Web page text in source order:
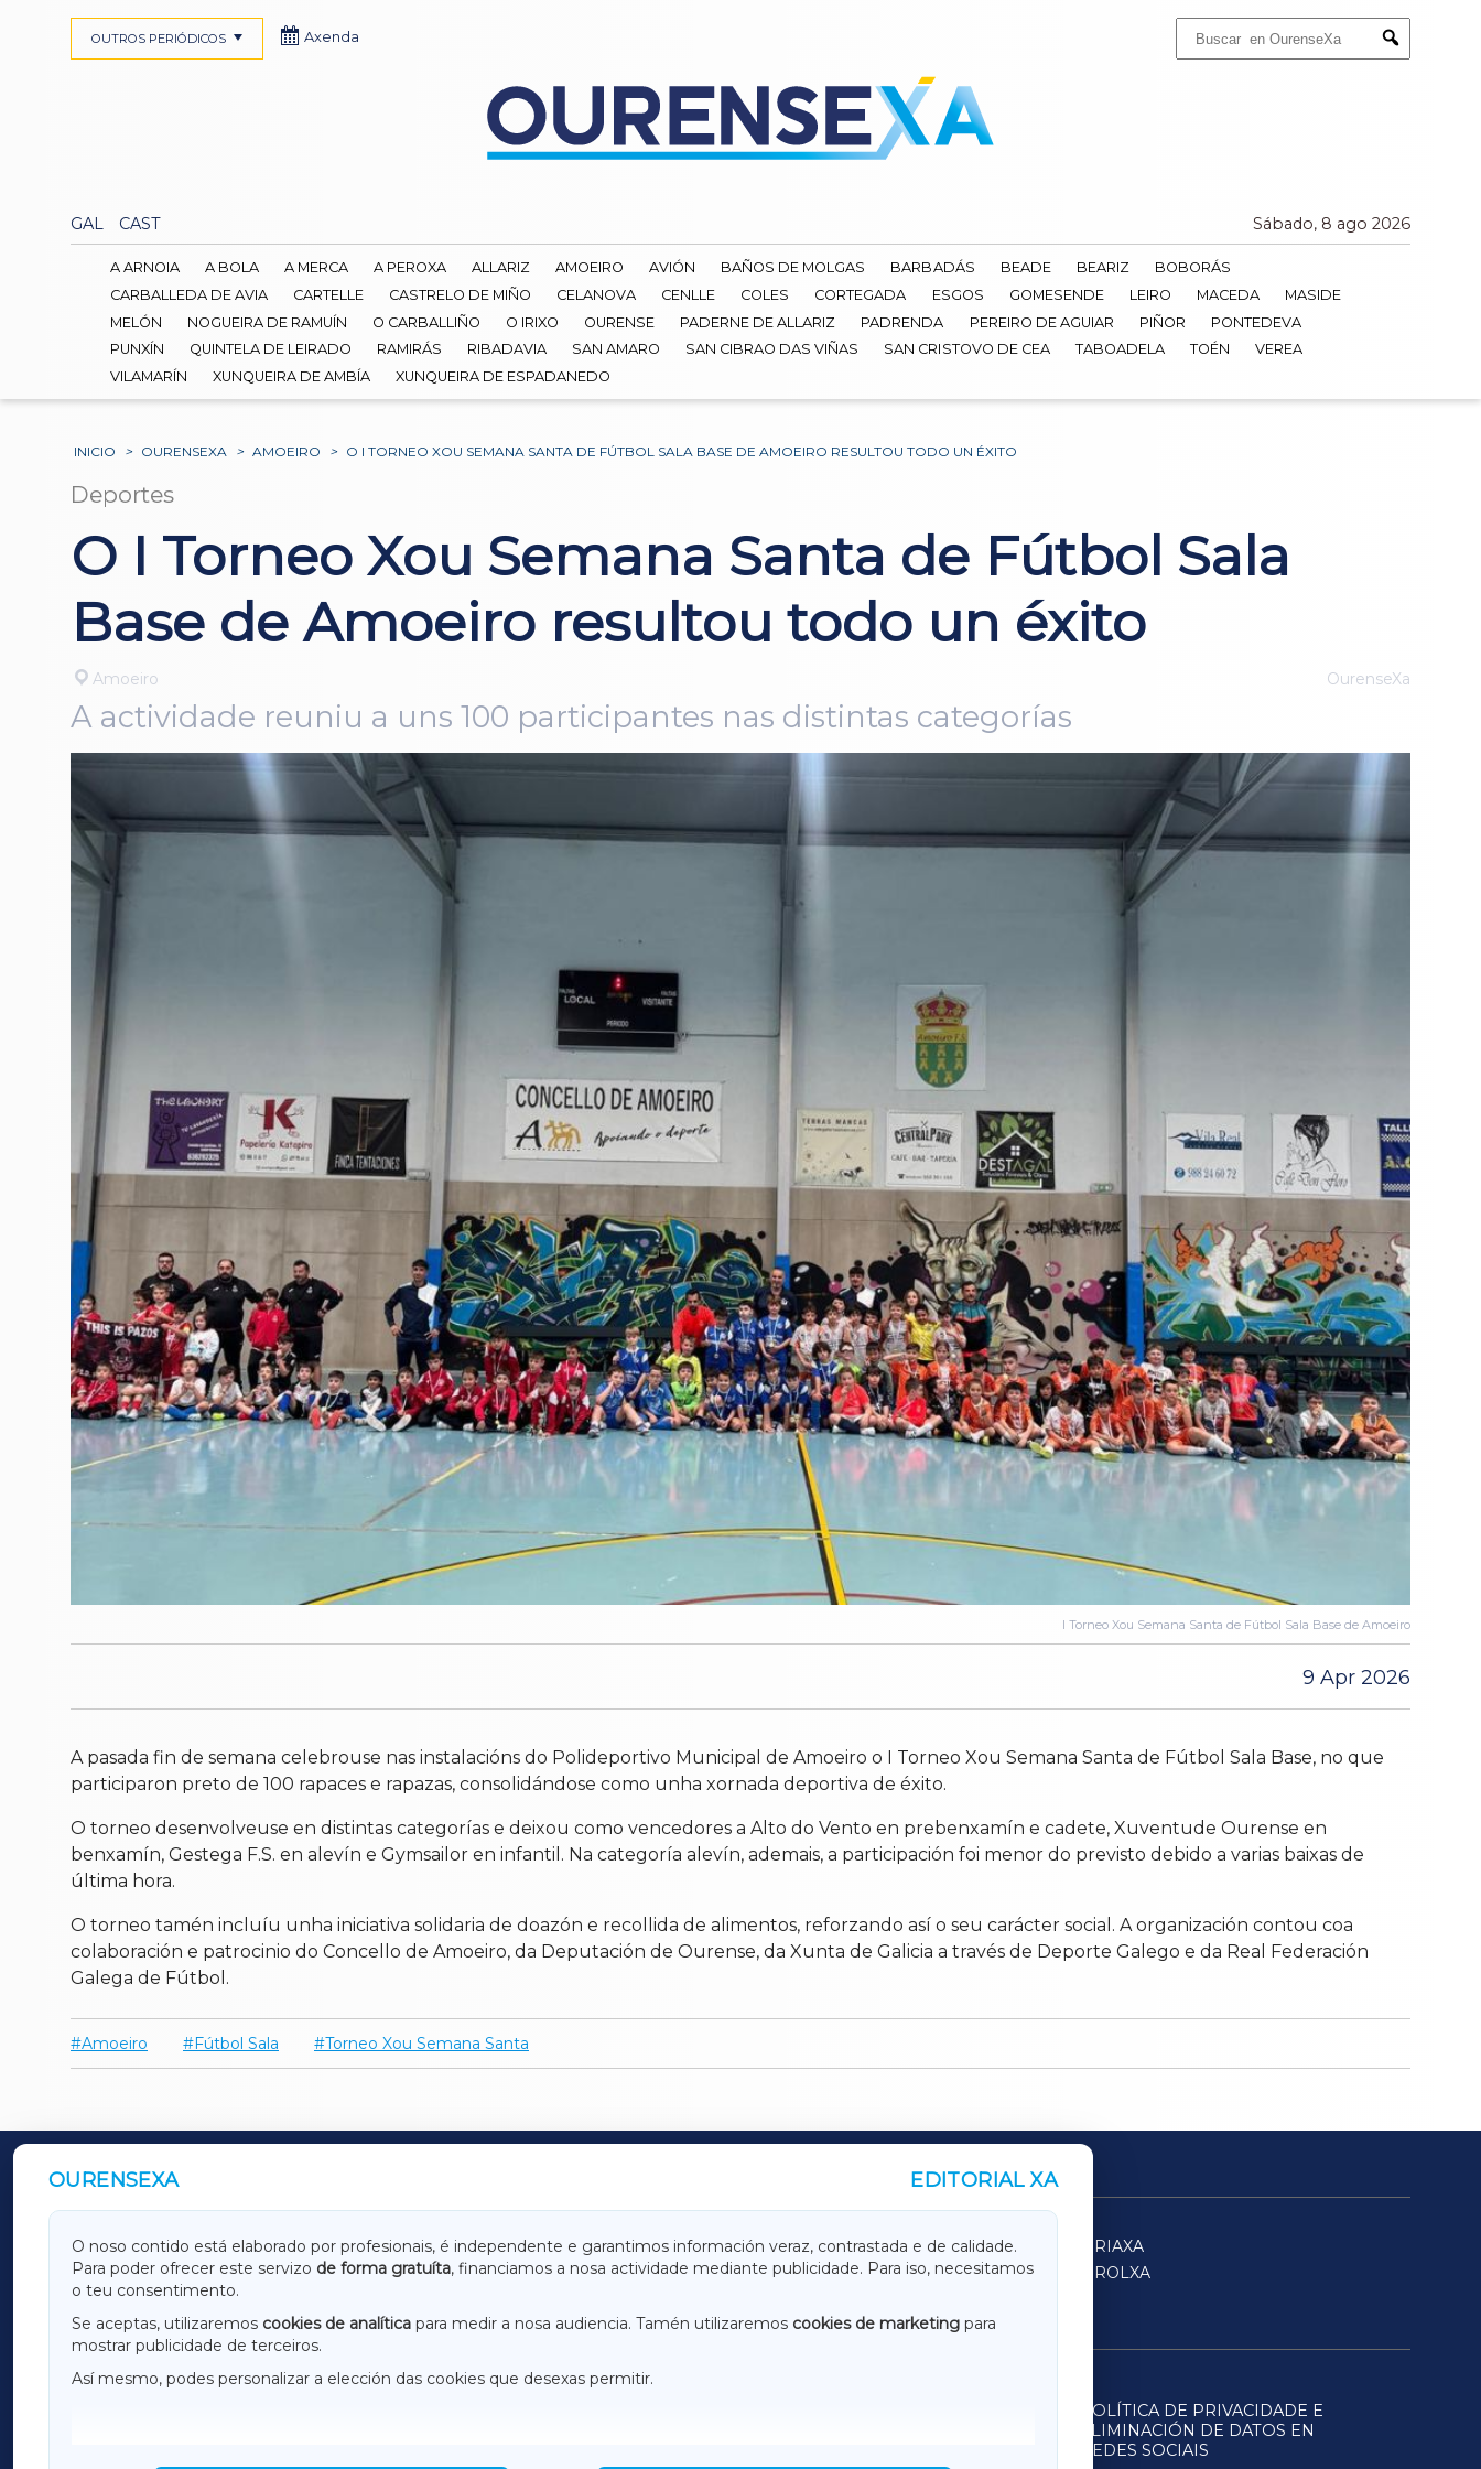
Submit
GAL CAST Sábado, 8 ago 2026
OUTROS PERIÓDICOS Axenda
A ARNOIA A BOLA A MERCA A PEROXA ALLARIZ AMOEIRO AVIÓN BAÑOS DE MOLGAS BARBADÁS BEADE BEARIZ
BOBORÁS
CARBALLEDA DE AVIA
CARTELLE CASTRELO DE MIÑO CELANOVA CENLLE COLES CORTEGADA ESGOS GOMESENDE LEIRO MACEDA
MASIDE
MELÓN
NOGUEIRA DE RAMUÍN O CARBALLIÑO O IRIXO OURENSE PADERNE DE ALLARIZ PADRENDA PEREIRO DE AGUIAR PIÑOR
PONTEDEVA
PUNXÍN
QUINTELA DE LEIRADO RAMIRÁS RIBADAVIA SAN AMARO SAN CIBRAO DAS VIÑAS SAN CRISTOVO DE CEA TABOADELA TOÉN
VEREA
VILAMARÍN
XUNQUEIRA DE AMBÍA XUNQUEIRA DE ESPADANEDO
INICIO > OURENSEXA > AMOEIRO > O I TORNEO XOU SEMANA SANTA DE FÚTBOL SALA BASE DE AMOEIRO RESULTOU TODO UN ÉXITO
Deportes
O I Torneo Xou Semana Santa de Fútbol Sala
Base de Amoeiro resultou todo un éxito
Amoeiro OurenseXa
A actividade reuniu a uns 100 participantes nas distintas categorías
I Torneo Xou Semana Santa de Fútbol Sala Base de Amoeiro
9 Apr 2026
A pasada fin de semana celebrouse nas instalacións do Polideportivo Municipal de Amoeiro o I Torneo Xou Semana Santa de Fútbol Sala Base, no que
participaron preto de 100 rapaces e rapazas, consolidándose como unha xornada deportiva de éxito.
O torneo desenvolveuse en distintas categorías e deixou como vencedores a Alto do Vento en prebenxamín e cadete, Xuventude Ourense en
benxamín, Gestega F.S. en alevín e Gymsailor en infantil. Na categoría alevín, ademais, a participación foi menor do previsto debido a varias baixas de
última hora.
O torneo tamén incluíu unha iniciativa solidaria de doazón e recollida de alimentos, reforzando así o seu carácter social. A organización contou coa
colaboración e patrocinio do Concello de Amoeiro, da Deputación de Ourense, da Xunta de Galicia a través de Deporte Galego e da Real Federación
Galega de Fútbol.
Amoeiro Fútbol Sala Torneo Xou Semana Santa
OURENSEXA EDITORIAL XA
O noso contido está elaborado por profesionais, é independente e garantimos información veraz, contrastada e de calidade.
Para poder ofrecer este servizo de forma gratuíta, financiamos a nosa actividade mediante publicidade. Para iso, necesitamos
o teu consentimento.
Se aceptas, utilizaremos cookies de analítica para medir a nosa audiencia. Tamén utilizaremos cookies de marketing para
mostrar publicidade de terceiros.
Así mesmo, podes personalizar a elección das cookies que desexas permitir.
OUTROS PERIÓDICOS
GALICIAXA LUGOXA TERRACHAXA
SARRIAXA
AMARIÑAXA
RIBEIRASACRAXA ACORUÑAXA
FERROLXA
OURENSEXA
HEMEROTECA
POLÍTICA DE PRIVACIDADE E
ELIMINACIÓN DE DATOS EN
REDES SOCIAIS